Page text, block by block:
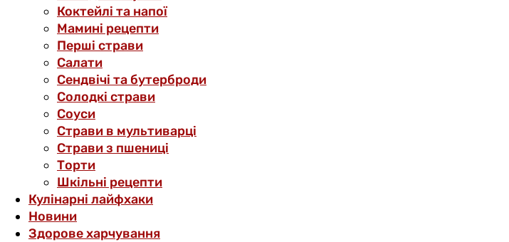
Коктейлі та напої
Мамині рецепти
Перші страви
Салати
Сендвічі та бутерброди
Солодкі страви
Соуси
Страви в мультиварці
Страви з пшениці
Торти
Шкільні рецепти
Кулінарні лайфхаки
Новини
Здорове харчування